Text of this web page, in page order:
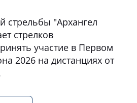
стрельбы "Архангел
стрелков
участие в Первом
2026 на дистанциях от